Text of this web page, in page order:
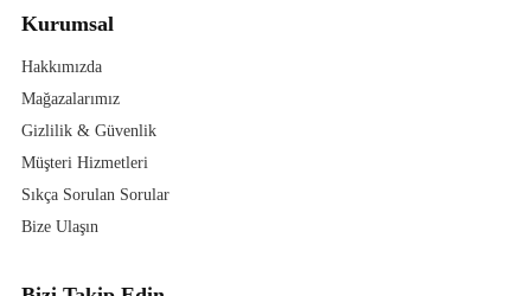
Kurumsal
Hakkımızda
Mağazalarımız
Gizlilik & Güvenlik
Müşteri Hizmetleri
Sıkça Sorulan Sorular
Bize Ulaşın